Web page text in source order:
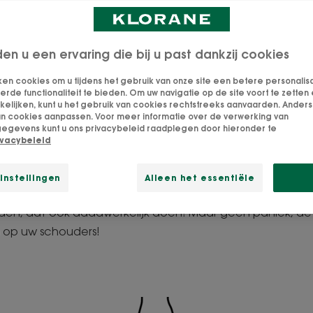
zwarte bak, groene bak, sorteren is een
de kringloopeconomie en het einde van de
zijn de belangrijkste zaken voor het milieu. Hier
dit te begrijpen.
mee geconfronteerd: wanneer we vanuit goede wil
vaak een koude douche zodra we voor de vuilnisbak
het koud zweet breekt ons uit bij het idee een hele
de verkeerde keuze te maken. Want ja, het klinkt
dat maar een zeer klein percentage van de
dat ook daadwerkelijk doen! Maar geen paniek,
uw schouders!
u een ervaring die bij u past dankzij cookies
cookies om u tijdens het gebruik van onze site een betere
functionaliteit te bieden. Om uw navigatie op de site voort te zetten
kunt u het gebruik van cookies rechtstreeks aanvaarden. Anders
cookies aanpassen. Voor meer informatie over de verwerking van
kunt u ons privacybeleid raadplegen door hieronder te
instellingen Alleen het essentiële